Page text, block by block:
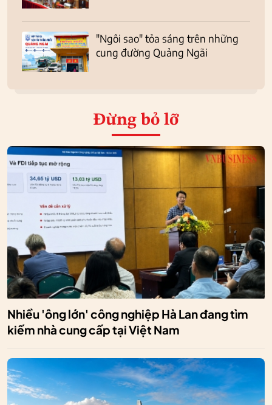
"Ngôi sao" tỏa sáng trên những
cung đường Quảng Ngãi
Đừng bỏ lỡ
Nhiều 'ông lớn' công nghiệp Hà Lan đang tìm
kiếm nhà cung cấp tại Việt Nam